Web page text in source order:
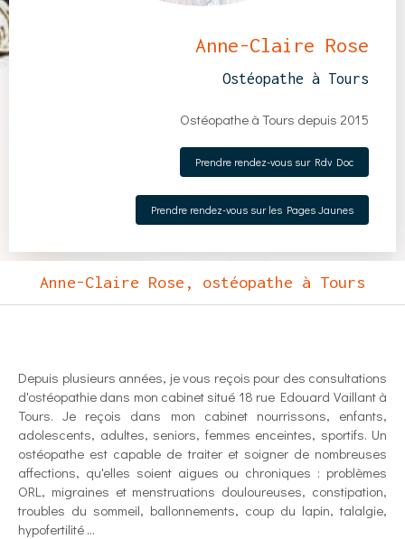
Anne-Claire Rose
Ostéopathe à Tours
Ostéopathe à Tours depuis 2015
Prendre rendez-vous sur Rdv Doc
Prendre rendez-vous sur les Pages Jaunes
Anne-Claire Rose, ostéopathe à Tours
Depuis plusieurs années, je vous reçois pour des consultations
d'ostéopathie dans mon cabinet situé 18 rue Edouard Vaillant à
Tours. Je reçois dans mon cabinet nourrissons, enfants,
adolescents, adultes, seniors, femmes enceintes, sportifs. Un
ostéopathe est capable de traiter et soigner de nombreuses
affections, qu'elles soient aigues ou chroniques : problèmes
ORL, migraines et menstruations douloureuses, constipation,
troubles du sommeil, ballonnements, coup du lapin, talalgie,
hypofertilité ...